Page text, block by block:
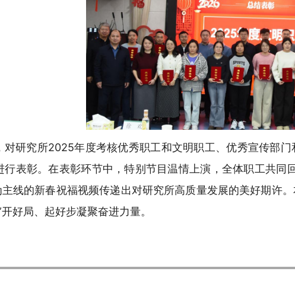
对研究所2025年度考核优秀职工和文明职工、优秀宣传部
行表彰。在表彰环节中，特别节目温情上演，全体职工共
主线的新春祝福视频传递出对研究所高质量发展的美好期许
开好局、起好步凝聚奋进力量。